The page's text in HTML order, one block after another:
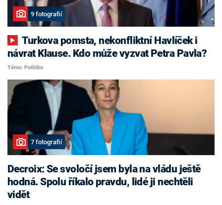
9 fotografií
Turkova pomsta, nekonfliktní Havlíček i
návrat Klause. Kdo může vyzvat Petra Pavla?
Téma: Politika
7 fotografií
Decroix: Se svoločí jsem byla na vládu ještě
hodná. Spolu říkalo pravdu, lidé ji nechtěli
vidět